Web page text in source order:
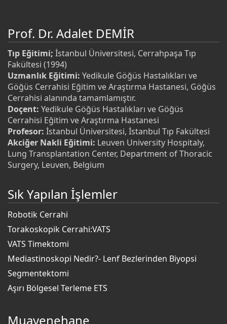
Prof. Dr. Adalet DEMİR
Tıp Eğitimi; İstanbul Üniversitesi, Cerrahpaşa Tıp
Fakültesi (1994)
Uzmanlık Eğitimi: Yedikule Göğüs Hastalıkları ve
Göğüs Cerrahisi Eğitim ve Araştırma Hastanesi, Göğüs
Cerrahisi alanında tamamlamıştır.
Doçent: Yedikule Göğüs Hastalıkları ve Göğüs
Cerrahisi Eğitim ve Araştırma Hastanesi
Profesor: İstanbul Üniversitesi, İstanbul Tıp Fakültesi
Akciğer Nakli Eğitimi: Leuven University Hospitaly,
Lung Transplantation Center, Department of Thoracic
Surgery, Leuven, Belgium
Sık Yapılan İşlemler
Robotik Cerrahi
Torakoskopik Cerrahi:VATS
VATS Timektomi
Mediastinoskopi Nedir?- Lenf Bezlerinden Biyopsi
Segmentektomi
Aşırı Bölgesel Terleme ETS
Muayenehane